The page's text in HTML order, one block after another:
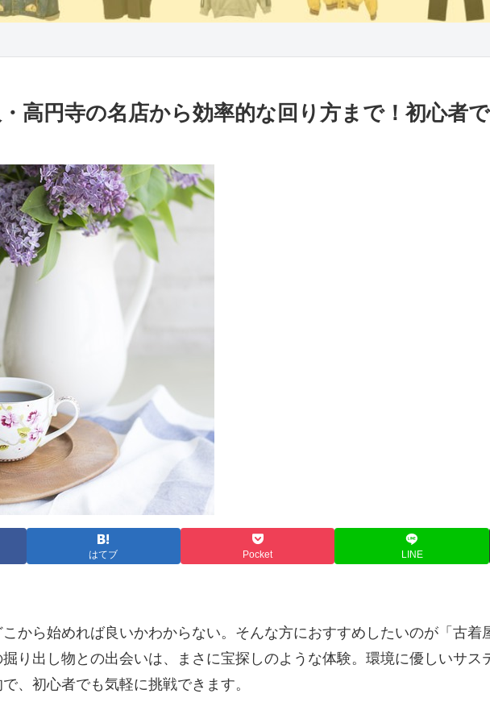
高円寺の名店から効率的な回り方まで！初心者
はてブ Pocket LINE
から始めれば良いかわからない。そんな方におすすめしたいのが「古着
り出し物との出会いは、まさに宝探しのような体験。環境に優しいサス
、初心者でも気軽に挑戦できます。